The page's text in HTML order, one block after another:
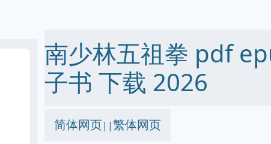
南少林五祖拳 pdf
子书 下载 2026
简体网页||繁体网页